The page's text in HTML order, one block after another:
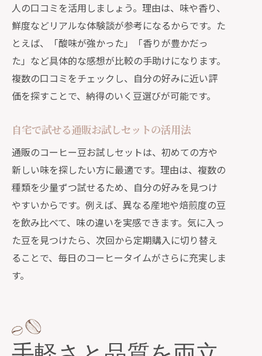
人の口コミを活用しましょう。理由は、味や香り、
鮮度などリアルな体験談が参考になるからです。た
とえば、「酸味が強かった」「香りが豊かだっ
た」など具体的な感想が比較の手助けになります。
複数の口コミをチェックし、自分の好みに近い評
価を探すことで、納得のいく豆選びが可能です。
自宅で試せる通販お試しセットの活用法
通販のコーヒー豆お試しセットは、初めての方や
新しい味を探したい方に最適です。理由は、複数の
種類を少量ずつ試せるため、自分の好みを見つけ
やすいからです。例えば、異なる産地や焙煎度の豆
を飲み比べて、味の違いを実感できます。気に入っ
た豆を見つけたら、次回から定期購入に切り替え
ることで、毎日のコーヒータイムがさらに充実しま
す。